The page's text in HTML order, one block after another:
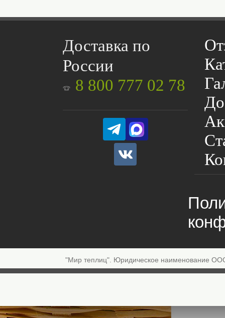
Доставка по
России
8 800 777 02 78
"Мир теплиц". Юридическое наименование